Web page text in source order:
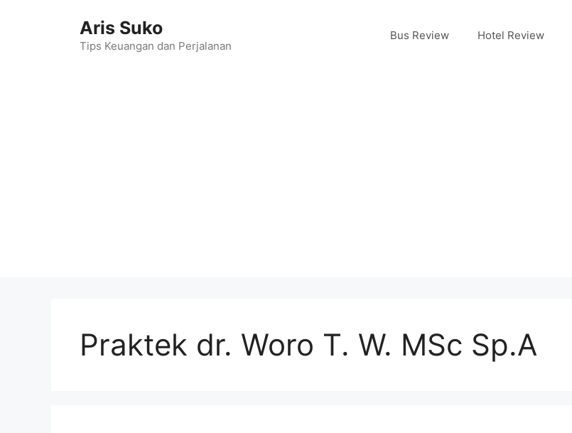
Aris Suko
Tips Keuangan dan Perjalanan
Bus Review Hotel Review
Praktek dr. Woro T. W. MSc Sp.A